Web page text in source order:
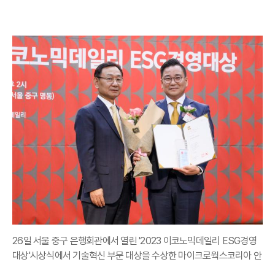
26일 서울 중구 은행회관에서 열린 '2023 이코노믹데일리 ESG경영
대상'시상식에서 기술혁신 부문 대상을 수상한 마이크로웍스코리아 안